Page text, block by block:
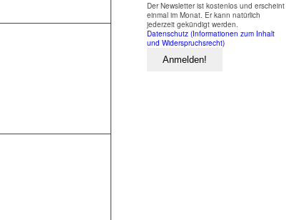
Der Newsletter ist kostenlos und erscheint
einmal im Monat. Er kann natürlich
jederzeit gekündigt werden.
Datenschutz (Informationen zum Inhalt
und Widerspruchsrecht)